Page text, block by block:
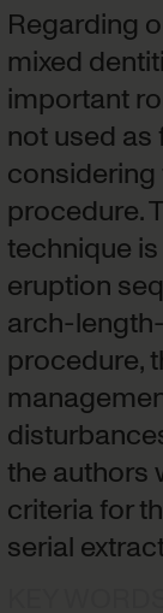
Regarding
mixed
important
not used as
procedure.
technique
eruption
arch-
procedure,
the authors
criteria for
serial